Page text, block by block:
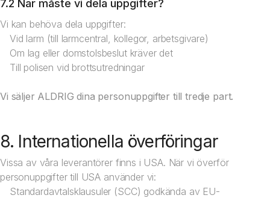
7.2 När måste vi dela uppgifter?
Vi kan behöva dela uppgifter:
Vid larm (till larmcentral, kollegor, arbetsgivare)
Om lag eller domstolsbeslut kräver det
Till polisen vid brottsutredningar
Vi säljer ALDRIG dina personuppgifter till tredje part.
8. Internationella överföringar
Vissa av våra leverantörer finns i USA. När vi överför
personuppgifter till USA använder vi:
Standardavtalsklausuler (SCC) godkända av EU-